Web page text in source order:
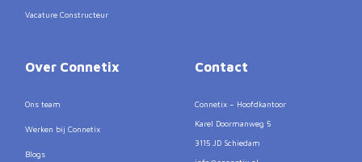
Vacature Constructeur
Over Connetix
Ons team
Werken bij Connetix
Blogs
Contact
Connetix – Hoofdkantoor
Karel Doormanweg 5
3115 JD Schiedam